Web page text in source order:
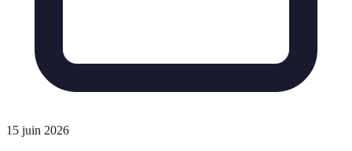
15 juin 2026